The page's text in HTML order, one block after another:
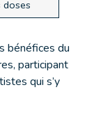
doses
bénéfices du
participant
qui s’y